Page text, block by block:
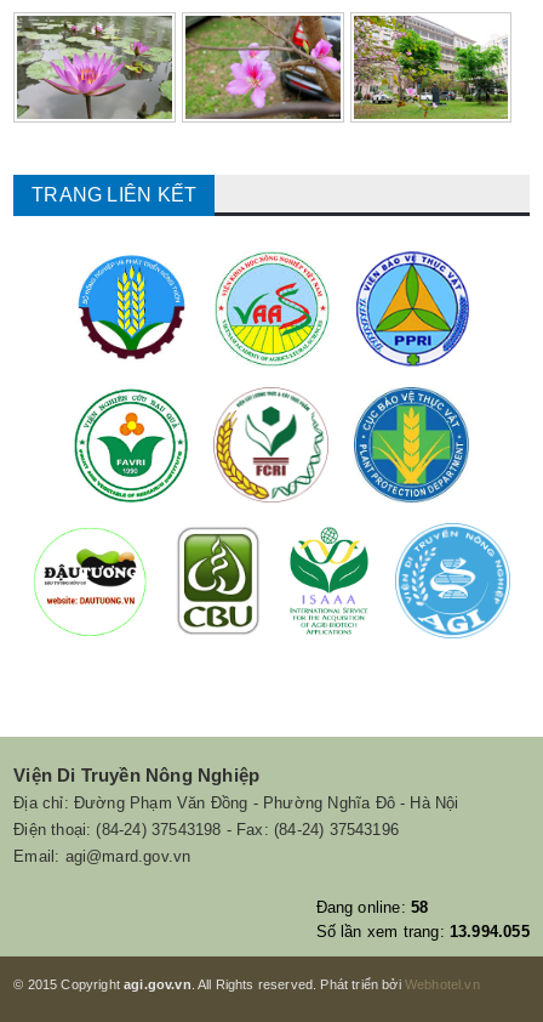
TRANG LIÊN KẾT
Viện Di Truyền Nông Nghiệp
Địa chỉ: Đường Phạm Văn Đồng - Phường Nghĩa Đô - Hà Nội
Điện thoại: (84-24) 37543198 - Fax: (84-24) 37543196
Email: agi@mard.gov.vn
Đang online: 58
Số lần xem trang: 13.994.055
© 2015 Copyrightagi.gov.vn. All Rights reserved. Phát triển bởi Webhotel.vn